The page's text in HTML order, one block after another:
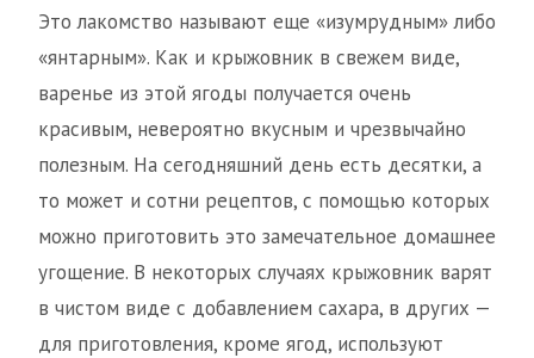
Это лакомство называют еще «изумрудным» либо
«янтарным». Как и крыжовник в свежем виде,
варенье из этой ягоды получается очень
красивым, невероятно вкусным и чрезвычайно
полезным. На сегодняшний день есть десятки, а
то может и сотни рецептов, с помощью которых
можно приготовить это замечательное домашнее
угощение. В некоторых случаях крыжовник варят
в чистом виде с добавлением сахара, в других —
для приготовления, кроме ягод, используют